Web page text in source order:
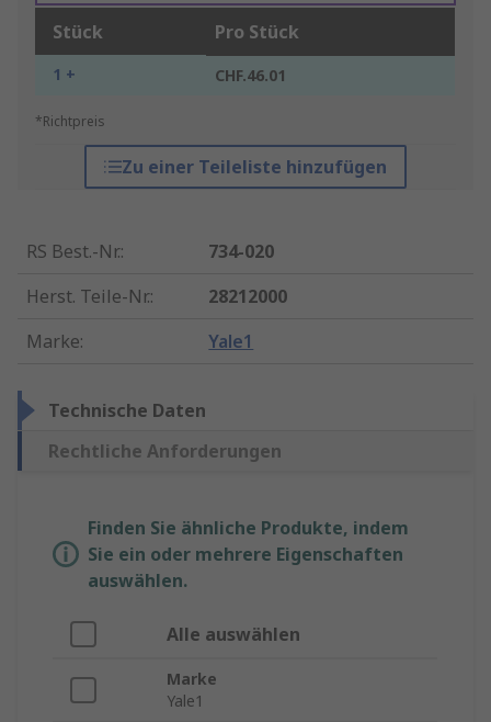
Stück Pro Stück
1 + CHF.46.01
*Richtpreis
Zu einer Teileliste hinzufügen
RS Best.-Nr.:
734-020
Herst. Teile-Nr.:
28212000
Marke: Yale1
Technische Daten
Rechtliche Anforderungen
Finden Sie ähnliche Produkte, indem
Sie ein oder mehrere Eigenschaften
auswählen.
Alle auswählen
Marke
Yale1